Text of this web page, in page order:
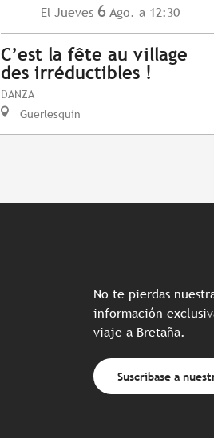
El Jueves 6 Ago. a 12:30
C’est la fête au village
des irréductibles !
DANZA
Guerlesquin
No te pierdas
información
viaje a Bretaña.
Suscríbase a